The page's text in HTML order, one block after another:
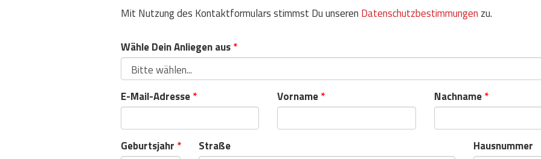
Mit Nutzung des Kontaktformulars stimmst Du unseren Datenschutzbestimmungen zu.
Wähle Dein Anliegen aus*
E-Mail-Adresse* Vorname* Nachname*
Geburtsjahr * Straße Hausnummer